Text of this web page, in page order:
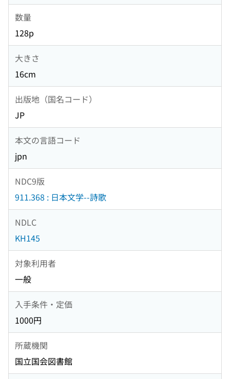
数量
128p
大きさ
16cm
出版地（国名コード）
JP
本文の言語コード
jpn
NDC9版
911.368 : 日本文学--詩歌
NDLC
KH145
対象利用者
一般
入手条件・定価
1000円
所蔵機関
国立国会図書館